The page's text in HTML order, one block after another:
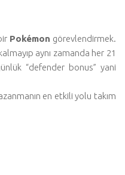
Pokémon görevlendirmek.
aynı zamanda her 21
“defender bonus” yani
en etkili yolu takım